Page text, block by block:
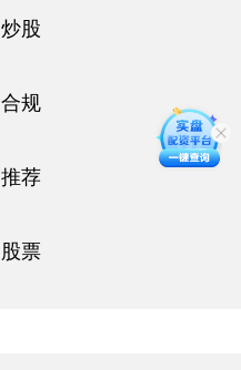
炒股
合规
推荐
股票